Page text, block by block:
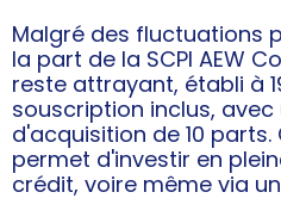
Malgré des fluctuations
la part de la SCPI AEW
reste attrayant, établi à
souscription inclus,
d'acquisition de 10
permet d'investir en
crédit, voire même via